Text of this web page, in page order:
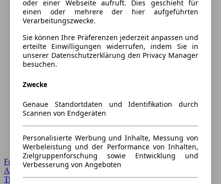
Forum Startseite
Alle Auto-Foren
Themen-Forum
oder einer Webseite aufruft. Dies geschieht für
einen oder mehrere der hier aufgeführten
Verarbeitungszwecke.
Sie können Ihre Präferenzen jederzeit anpassen und
erteilte Einwilligungen widerrufen, indem Sie in
unserer Datenschutzerklärung den Privacy Manager
besuchen.
Zwecke
Genaue Standortdaten und Identifikation durch
Scannen von Endgeräten
Personalisierte Werbung und Inhalte, Messung von
Werbeleistung und der Performance von Inhalten,
Zielgruppenforschung sowie Entwicklung und
Verbesserung von Angeboten